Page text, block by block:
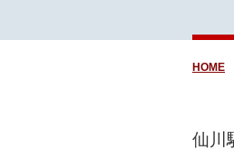
HOME
仙川